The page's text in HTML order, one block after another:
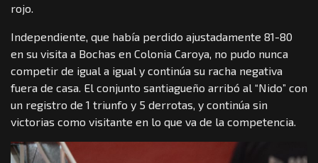
rojo.
Independiente, que había perdido ajustadamente 81-80
en su visita a Bochas en Colonia Caroya, no pudo nunca
competir de igual a igual y continúa su racha negativa
fuera de casa. El conjunto santiagueño arribó al “Nido” con
un registro de 1 triunfo y 5 derrotas, y continúa sin
victorias como visitante en lo que va de la competencia.